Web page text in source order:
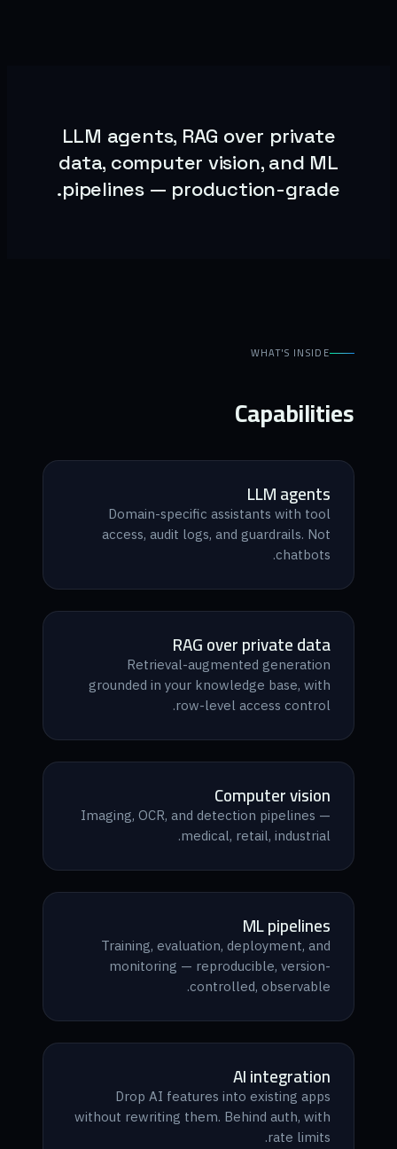
LLM agents, RAG over private
data, computer vision, and ML
pipelines — production-grade.
WHAT'S INSIDE
Capabilities
LLM agents
Domain-specific assistants with tool
access, audit logs, and guardrails. Not
chatbots.
RAG over private data
Retrieval-augmented generation
grounded in your knowledge base, with
row-level access control.
Computer vision
Imaging, OCR, and detection pipelines —
medical, retail, industrial.
ML pipelines
Training, evaluation, deployment, and
monitoring — reproducible, version-
controlled, observable.
AI integration
Drop AI features into existing apps
without rewriting them. Behind auth, with
rate limits.